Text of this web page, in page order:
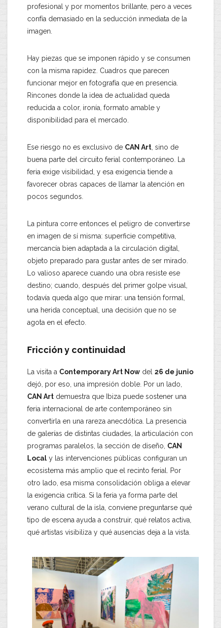
profesional y por momentos brillante, pero a veces
confía demasiado en la seducción inmediata de la
imagen.
Hay piezas que se imponen rápido y se consumen
con la misma rapidez. Cuadros que parecen
funcionar mejor en fotografía que en presencia.
Rincones donde la idea de actualidad queda
reducida a color, ironía, formato amable y
disponibilidad para el mercado.
Ese riesgo no es exclusivo de CAN Art , sino de
buena parte del circuito ferial contemporáneo. La
feria exige visibilidad, y esa exigencia tiende a
favorecer obras capaces de llamar la atención en
pocos segundos.
La pintura corre entonces el peligro de convertirse
en imagen de sí misma: superficie competitiva,
mercancía bien adaptada a la circulación digital,
objeto preparado para gustar antes de ser mirado.
Lo valioso aparece cuando una obra resiste ese
destino; cuando, después del primer golpe visual,
todavía queda algo que mirar: una tensión formal,
una herida conceptual, una decisión que no se
agota en el efecto.
Fricción y continuidad
La visita a Contemporary Art Now del 26 de junio
dejó, por eso, una impresión doble. Por un lado,
CAN Art demuestra que Ibiza puede sostener una
feria internacional de arte contemporáneo sin
convertirla en una rareza anecdótica. La presencia
de galerías de distintas ciudades, la articulación con
programas paralelos, la sección de diseño, CAN
Local y las intervenciones públicas configuran un
ecosistema más amplio que el recinto ferial. Por
otro lado, esa misma consolidación obliga a elevar
la exigencia crítica. Si la feria ya forma parte del
verano cultural de la isla, conviene preguntarse qué
tipo de escena ayuda a construir, qué relatos activa,
qué artistas visibiliza y qué ausencias deja a la vista.